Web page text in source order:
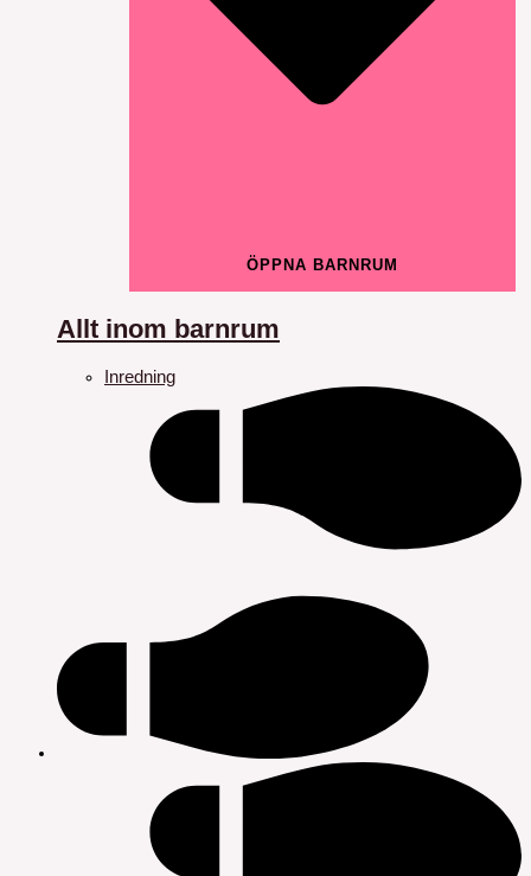
ÖPPNA BARNRUM
Allt inom barnrum
Inredning